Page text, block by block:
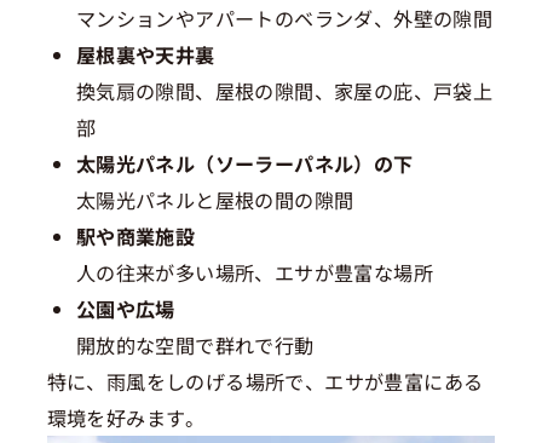
マンションやアパートのベランダ、外壁の隙間
屋根裏や天井裏
換気扇の隙間、屋根の隙間、家屋の庇、戸袋上
部
太陽光パネル（ソーラーパネル）の下
太陽光パネルと屋根の間の隙間
駅や商業施設
人の往来が多い場所、エサが豊富な場所
公園や広場
開放的な空間で群れで行動
特に、雨風をしのげる場所で、エサが豊富にある
環境を好みます。